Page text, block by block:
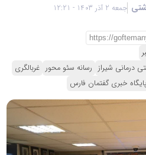
جمعه 2 آذر 1403 - 12:21
درمانی شیراز رسانه سئو محور غربالگری
پایگاه خبری گفتمان فارس